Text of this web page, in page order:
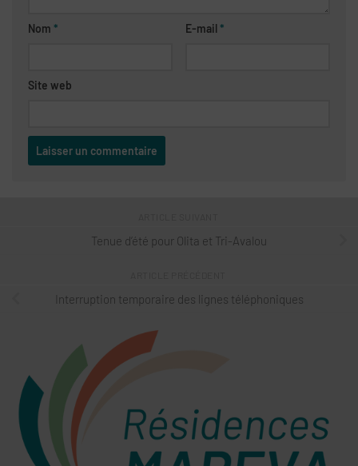
Nom * E-mail*
Site web
Tenue d’été pour Olita et Tri-Avalou
Interruption temporaire des lignes téléphoniques